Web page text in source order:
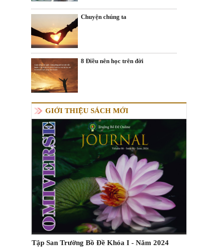
Chuyện chúng ta
8 Điều nên học trên đời
GIỚI THIỆU SÁCH MỚI
Tập San Trường Bồ Đề Khóa I - Năm 2024